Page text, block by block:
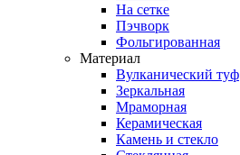
На сетке
Пэчворк
Фольгированная
Материал
Вулканический туф
Зеркальная
Мраморная
Керамическая
Камень и стекло